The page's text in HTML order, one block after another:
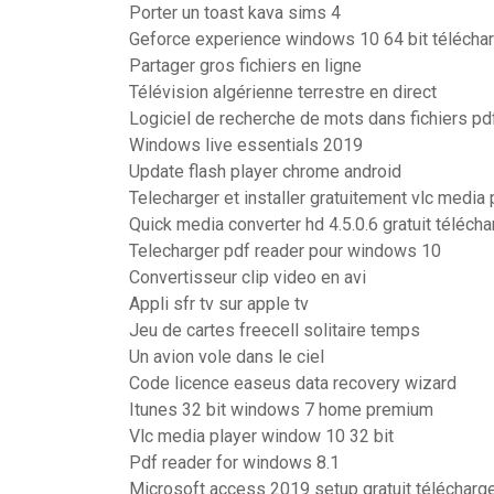
Porter un toast kava sims 4
Geforce experience windows 10 64 bit
Partager gros fichiers en ligne
Télévision algérienne terrestre en direct
Logiciel de recherche de mots dans fichiers
Windows live essentials 2019
Update flash player chrome android
Telecharger et installer gratuitement vlc media
Quick media converter hd 4.5.0.6 gratuit
Telecharger pdf reader pour windows 10
Convertisseur clip video en avi
Appli sfr tv sur apple tv
Jeu de cartes freecell solitaire temps
Un avion vole dans le ciel
Code licence easeus data recovery wizard
Itunes 32 bit windows 7 home premium
Vlc media player window 10 32 bit
Pdf reader for windows 8.1
Microsoft access 2019 setup gratuit